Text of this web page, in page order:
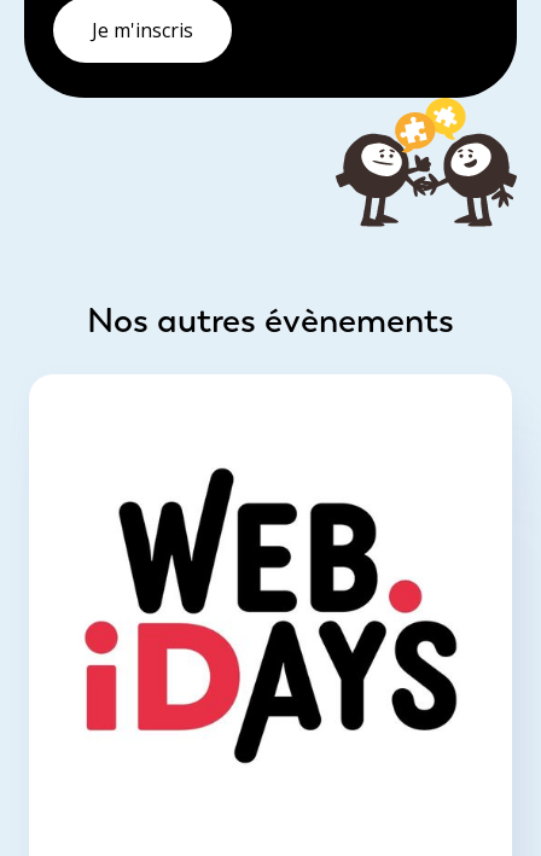
Je m'inscris
Nos autres évènements